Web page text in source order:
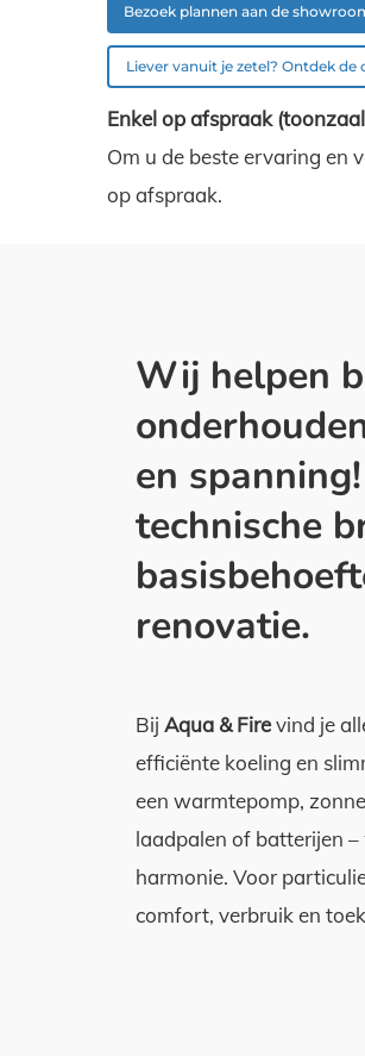
Bezoek plannen aan de
Liever vanuit je zetel? Ontdek de
Enkel op afspraak
Om u de beste ervaring en
op afspraak.
Wij helpen
en
technische
renovatie.
Bij Aqua & Firevind je
efficiënte koeling en
een warmtepomp,
laadpalen of batterijen
harmonie. Voor
comfort, verbruik en